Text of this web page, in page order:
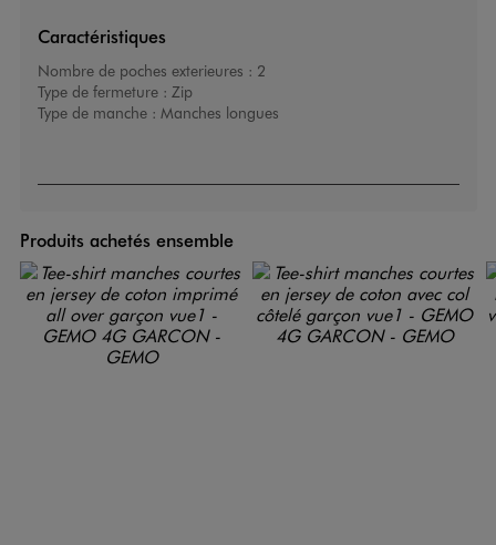
Caractéristiques
Nombre de poches exterieures : 2
Type de fermeture : Zip
Type de manche : Manches longues
Produits achetés ensemble